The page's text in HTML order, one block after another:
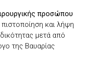
προσώπου
και λήψη
μετά από
της Βαυαρίας